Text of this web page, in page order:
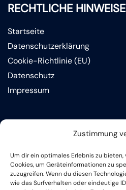
Zustimmung
Um dir ein optimales Erlebnis zu
Cookies, um Geräteinformationen zu
zuzugreifen. Wenn du diesen
wie das Surfverhalten oder eindeutige
RECHTLICHE HINWEISE
Startseite
Datenschutzerklärung
Cookie-Richtlinie (EU)
Datenschutz
Impressum
+49 231-50 21500
heinrich-boell-